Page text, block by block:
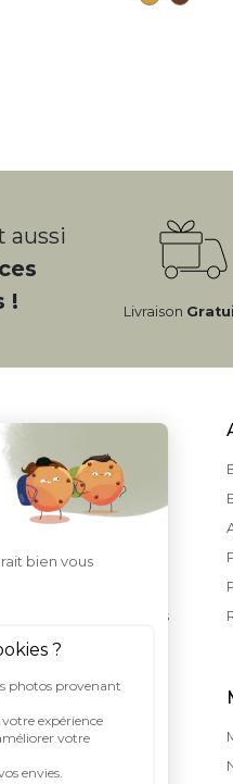
aussi
!
Livraison
données personnelles
du site